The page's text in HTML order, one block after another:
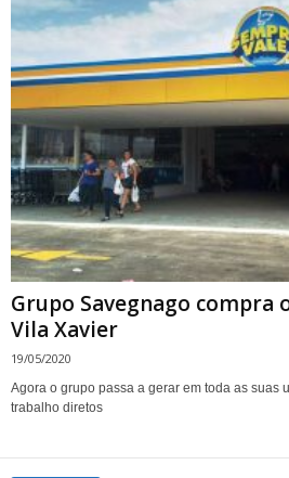
Grupo Savegnago compra
Vila Xavier
19/05/2020
Agora o grupo passa a gerar em toda as suas
trabalho diretos